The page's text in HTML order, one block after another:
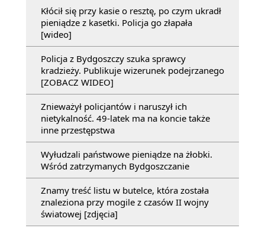
Kłócił się przy kasie o resztę, po czym ukradł
pieniądze z kasetki. Policja go złapała
[wideo]
Policja z Bydgoszczy szuka sprawcy
kradzieży. Publikuje wizerunek podejrzanego
[ZOBACZ WIDEO]
Znieważył policjantów i naruszył ich
nietykalność. 49-latek ma na koncie także
inne przestępstwa
Wyłudzali państwowe pieniądze na żłobki.
Wśród zatrzymanych Bydgoszczanie
Znamy treść listu w butelce, która została
znaleziona przy mogile z czasów II wojny
światowej [zdjęcia]